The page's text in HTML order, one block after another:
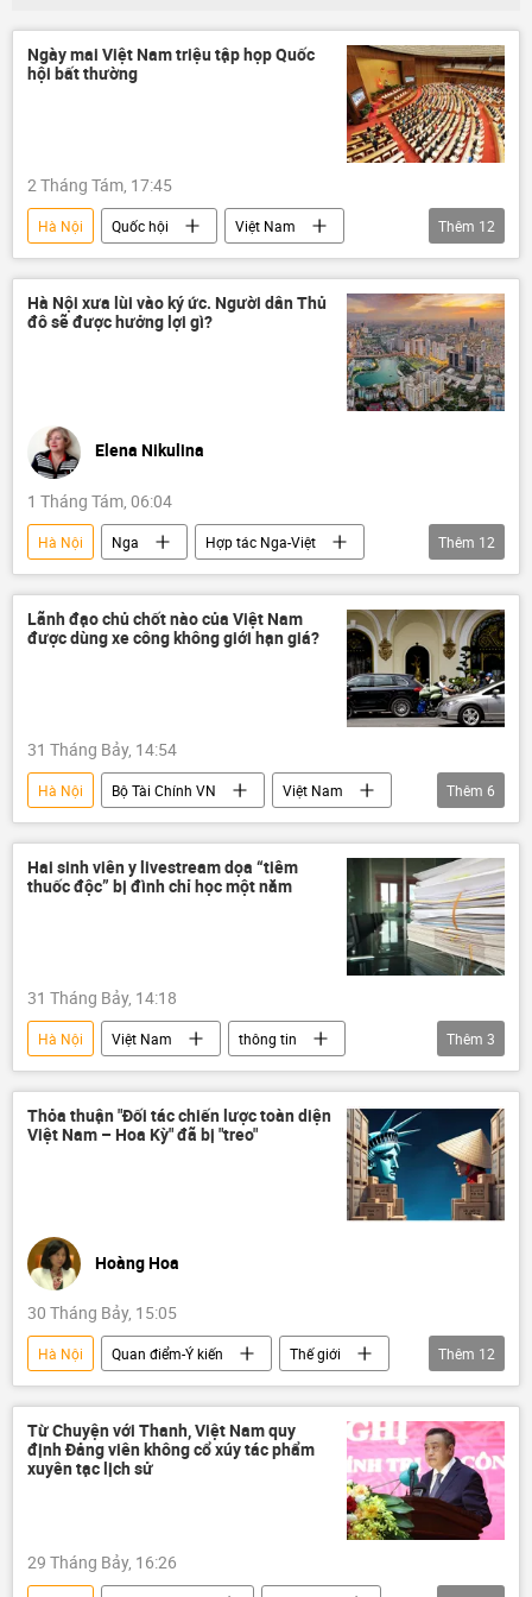
Ngày mai Việt Nam triệu tập họp Quốc
hội bất thường
2 Tháng Tám, 17:45
Hà Nội Quốc hội
Việt Nam
Chính trị
Nguyễn Mạnh Hùng
Kinh doanh
nông nghiệp
môi trường
Bắc Ninh
nhà máy điện hạt nhân
Thêm 12
Hà Nội xưa lùi vào ký ức. Người dân Thủ
đô sẽ được hưởng lợi gì?
Elena Nikulina
1 Tháng Tám, 06:04
Hà Nội Nga
Hợp tác Nga-Việt
Việt Nam
Thế giới
Quan điểm-Ý kiến
Việt Nam trên báo chí nước ngoài
Kinh tế
Trung Quốc
Sân bay Long Thành
Thêm 12
Lãnh đạo chủ chốt nào của Việt Nam
được dùng xe công không giới hạn giá?
31 Tháng Bảy, 14:54
Hà Nội Bộ Tài Chính VN
Việt Nam
Chính trị
Ủy ban Kiểm tra trung ương
Xã hội
Tổng bí thư
xe ô-tô
Bộ Chính Trị VN
Thêm 6
Hai sinh viên y livestream dọa “tiêm
thuốc độc” bị đình chỉ học một năm
31 Tháng Bảy, 14:18
Hà Nội Việt Nam
thông tin
y tế
Bộ Y Tế Việt Nam
sinh viên
mạng xã hội
Thêm 3
Thỏa thuận "Đối tác chiến lược toàn diện
Việt Nam – Hoa Kỳ" đã bị "treo"
Hoàng Hoa
30 Tháng Bảy, 15:05
Hà Nội Quan điểm-Ý kiến
Thế giới
Tác giả
Hoa Kỳ
Chính trị
Kinh tế
Kinh doanh
Bộ Ngoại giao Việt Nam
thuế
Thêm 12
Từ Chuyện với Thanh, Việt Nam quy
định Đảng viên không cổ xúy tác phẩm
xuyên tạc lịch sử
29 Tháng Bảy, 16:26